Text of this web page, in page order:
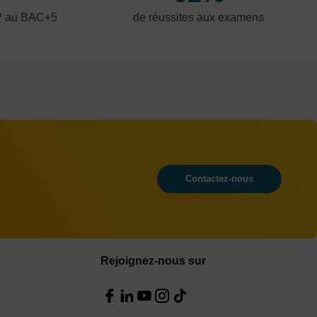
au BAC+5 de réussites aux examens
Contactez-nous
Rejoignez-nous sur